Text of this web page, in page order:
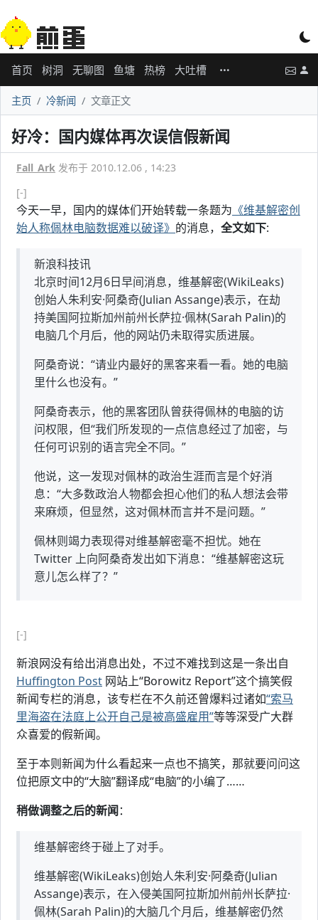
首页 树洞 无聊图 鱼塘 热榜 大吐槽
主页 冷新闻 文章正文
好冷：国内媒体再次误信假新闻
Fall_Ark 发布于 2010.12.06 , 14:23
[-]
今天一早，国内的媒体们开始转载一条题为 《维基解密创
始人称佩林电脑数据难以破译》 的消息， 全文如下:
新浪科技讯
北京时间12月6日早间消息，维基解密(WikiLeaks)
创始人朱利安·阿桑奇(Julian Assange)表示，在劫
持美国阿拉斯加州前州长萨拉·佩林(Sarah Palin)的
电脑几个月后，他的网站仍未取得实质进展。
阿桑奇说：“请业内最好的黑客来看一看。她的电脑
里什么也没有。”
阿桑奇表示，他的黑客团队曾获得佩林的电脑的访
问权限，但“我们所发现的一点信息经过了加密，与
任何可识别的语言完全不同。”
他说，这一发现对佩林的政治生涯而言是个好消
息：“大多数政治人物都会担心他们的私人想法会带
来麻烦，但显然，这对佩林而言并不是问题。”
佩林则竭力表现得对维基解密毫不担忧。她在
Twitter 上向阿桑奇发出如下消息：“维基解密这玩
意儿怎么样了？”
[-]
新浪网没有给出消息出处，不过不难找到这是一条出自
Huffington Post 网站上“Borowitz Report”这个搞笑假
新闻专栏的消息，该专栏在不久前还曾爆料过诸如“索马
里海盗在法庭上公开自己是被高盛雇用”等等深受广大群
众喜爱的假新闻。
至于本则新闻为什么看起来一点也不搞笑，那就要问问这
位把原文中的“大脑”翻译成“电脑”的小编了……
稍做调整之后的新闻：
维基解密终于碰上了对手。
维基解密(WikiLeaks)创始人朱利安·阿桑奇(Julian
Assange)表示，在入侵美国阿拉斯加州前州长萨拉·
佩林(Sarah Palin)的大脑几个月后，维基解密仍然